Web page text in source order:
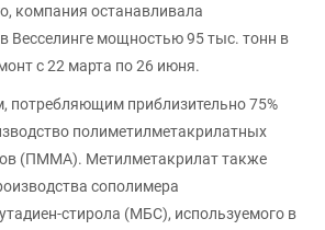
компания останавливала
Весселинге мощностью 95 тыс. тонн в
с 22 марта по 26 июня.
потребляющим приблизительно 75%
полиметилметакрилатных
(ПММА). Метилметакрилат также
сополимера
стирола (МБС), используемого в